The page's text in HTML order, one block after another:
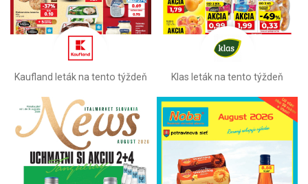
Kaufland leták na tento týždeň Klas leták na tento týždeň